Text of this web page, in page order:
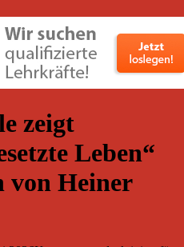
zeigt
Leben“
von Heiner